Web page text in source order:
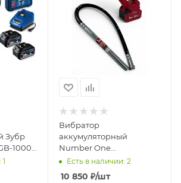
Зубр
1000-
Вибратор
аккумуляторный
Number One
NCEV20/30B2-1 + Вал
гибкий 1,5м
Есть в наличии: 2
10 850 ₽/шт